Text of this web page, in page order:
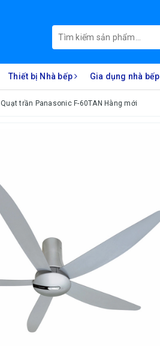
Thiết bị Nhà bếp Gia dụng nhà bếp
Quạt trần Panasonic F-60TAN Hàng mới